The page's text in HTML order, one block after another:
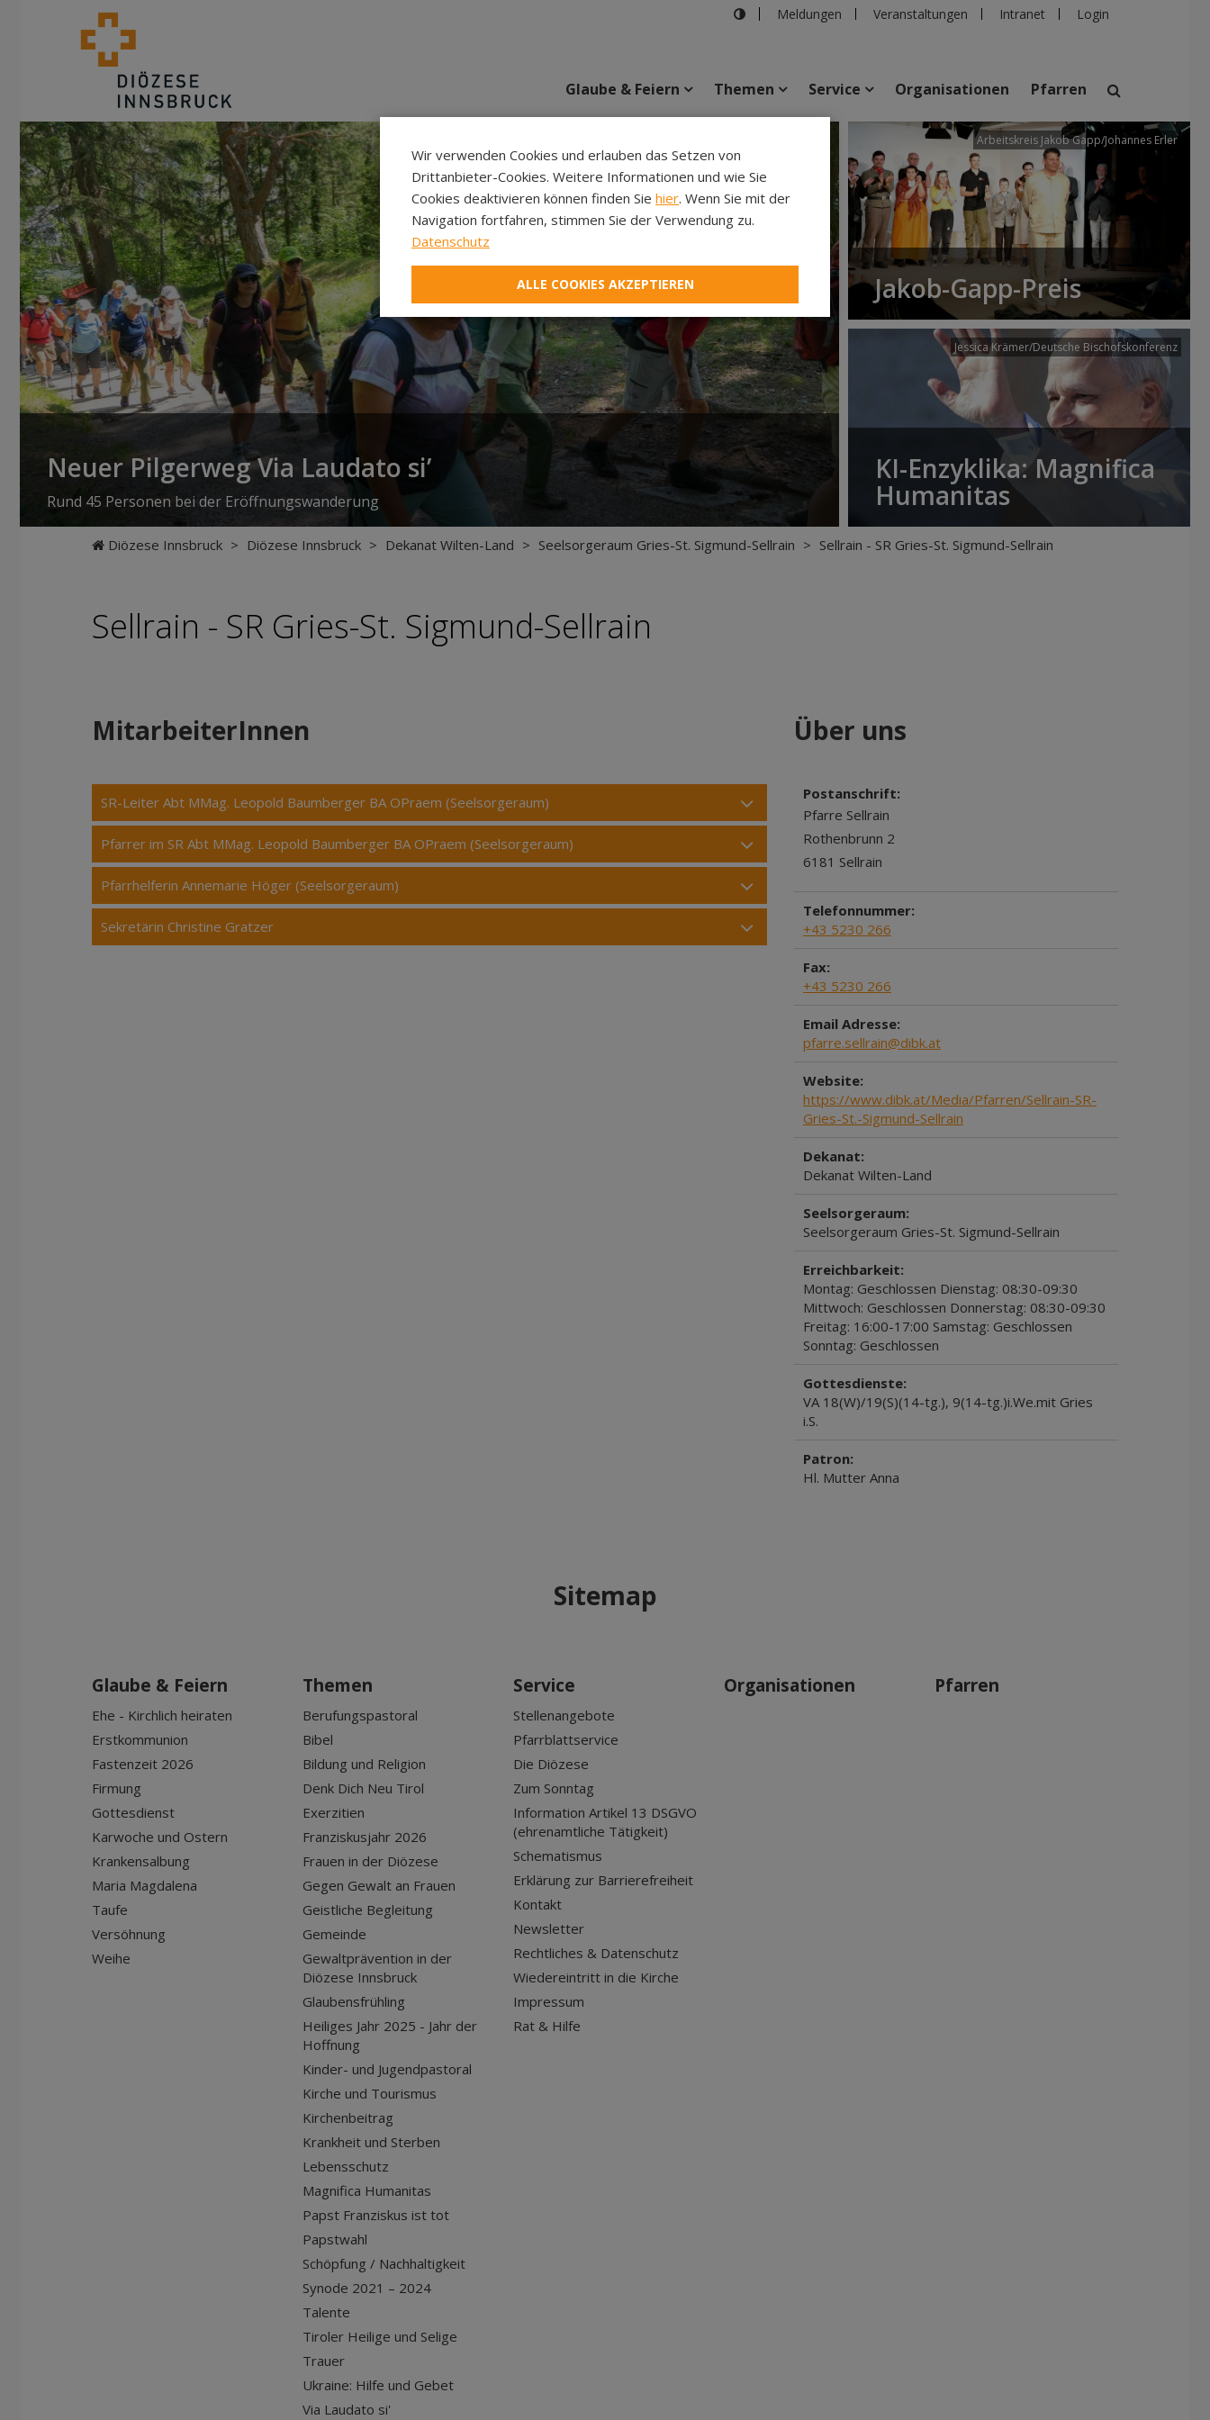
Meldungen Veranstaltungen Intranet Login
suchen
Veranstaltungen Personen Pfarren Einrichtungen
Glaube & Feiern Themen Service Organisationen Pfarren
Neuer Pilgerweg Via Laudato si’
Rund 45 Personen bei der Eröffnungswanderung
Arbeitskreis Jakob Gapp/Johannes Erler
Jakob-Gapp-Preis
Jessica Krämer/Deutsche Bischofskonferenz
KI-Enzyklika: Magnifica
Humanitas
Diözese Innsbruck > Diözese Innsbruck > Dekanat Wilten-Land > Seelsorgeraum Gries-St. Sigmund-Sellrain > Sellrain - SR Gries-St. Sigmund-Sellrain
Sellrain - SR Gries-St. Sigmund-Sellrain
MitarbeiterInnen
SR-Leiter Abt MMag. Leopold Baumberger BA OPraem (Seelsorgeraum)
Pfarrer im SR Abt MMag. Leopold Baumberger BA OPraem (Seelsorgeraum)
Pfarrhelferin Annemarie Höger (Seelsorgeraum)
Sekretärin Christine Gratzer
Über uns
Postanschrift:
Pfarre Sellrain
Rothenbrunn 2
6181 Sellrain
Telefonnummer:
+43 5230 266
Fax:
+43 5230 266
Email Adresse:
pfarre.sellrain@dibk.at
Website:
https://www.dibk.at/Media/Pfarren/Sellrain-SR-
Gries-St.-Sigmund-Sellrain
Dekanat:
Dekanat Wilten-Land
Seelsorgeraum:
Seelsorgeraum Gries-St. Sigmund-Sellrain
Erreichbarkeit:
Montag: Geschlossen Dienstag: 08:30-09:30
Mittwoch: Geschlossen Donnerstag: 08:30-09:30
Freitag: 16:00-17:00 Samstag: Geschlossen
Sonntag: Geschlossen
Gottesdienste:
VA 18(W)/19(S)(14-tg.), 9(14-tg.)i.We.mit Gries
i.S.
Patron:
Hl. Mutter Anna
Sitemap
Glaube & Feiern
Ehe - Kirchlich heiraten
Erstkommunion
Fastenzeit 2026
Firmung
Gottesdienst
Karwoche und Ostern
Krankensalbung
Maria Magdalena
Taufe
Versöhnung
Weihe
Themen
Berufungspastoral
Bibel
Bildung und Religion
Denk Dich Neu Tirol
Exerzitien
Franziskusjahr 2026
Frauen in der Diözese
Gegen Gewalt an Frauen
Geistliche Begleitung
Gemeinde
Gewaltprävention in der
Diözese Innsbruck
Glaubensfrühling
Heiliges Jahr 2025 - Jahr der
Hoffnung
Kinder- und Jugendpastoral
Kirche und Tourismus
Kirchenbeitrag
Krankheit und Sterben
Lebensschutz
Magnifica Humanitas
Papst Franziskus ist tot
Papstwahl
Schöpfung / Nachhaltigkeit
Synode 2021 – 2024
Talente
Tiroler Heilige und Selige
Trauer
Ukraine: Hilfe und Gebet
Via Laudato si'
Service
Stellenangebote
Pfarrblattservice
Die Diözese
Zum Sonntag
Information Artikel 13 DSGVO
(ehrenamtliche Tätigkeit)
Schematismus
Erklärung zur Barrierefreiheit
Kontakt
Newsletter
Rechtliches & Datenschutz
Wiedereintritt in die Kirche
Impressum
Rat & Hilfe
Organisationen Pfarren
Wir verwenden Cookies und erlauben das Setzen von
Drittanbieter-Cookies. Weitere Informationen und wie Sie
Cookies deaktivieren können finden Sie hier. Wenn Sie mit der
Navigation fortfahren, stimmen Sie der Verwendung zu.
Datenschutz
ALLE COOKIES AKZEPTIEREN